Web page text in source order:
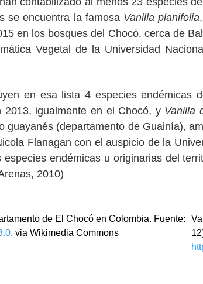
se encuentra la famosa Vanilla planifolia
en los bosques del Chocó, cerca de
Vegetal de la Universidad
en esa lista 4 especies endémicas
2013, igualmente en el Chocó, y Vanilla
guayanés (departamento de Guainía),
Flanagan con el auspicio de la
endémicas u originarias del
2010)
de El Chocó en Colombia. Fuente:
, via Wikimedia Commons